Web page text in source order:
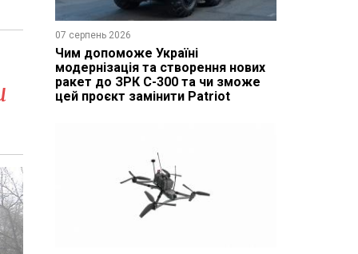
07 серпень 2026
Чим допоможе Україні
модернізація та створення нових
ракет до ЗРК С-300 та чи зможе
цей проєкт замінити Patriot